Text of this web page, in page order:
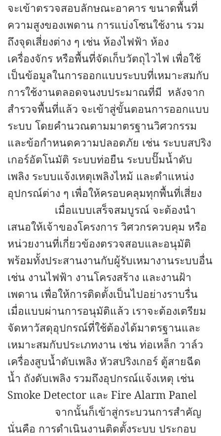
จะเข้าตรวจสอบลักษณะอาคาร ขนาดพื้นที่
ความสูงของเพดาน การแบ่งโซนใช้งาน รวม
ถึงจุดเสี่ยงต่าง ๆ เช่น ห้องไฟฟ้า ห้อง
เครื่องจักร หรือพื้นที่จัดเก็บวัตถุไวไฟ เพื่อใช้
เป็นข้อมูลในการออกแบบระบบที่เหมาะสมกับ
การใช้งานตลอดจนงบประมาณที่มี หลังจาก
สำรวจพื้นที่แล้ว จะเข้าสู่ขั้นตอนการออกแบบ
ระบบ โดยคำนวณตามมาตรฐานวิศวกรรม
และข้อกำหนดความปลอดภัย เช่น ระบบสปริง
เกอร์อัตโนมัติ ระบบท่อยืน ระบบปั๊มน้ำดับ
เพลิง ระบบแจ้งเหตุเพลิงไหม้ และตำแหน่ง
อุปกรณ์ต่าง ๆ เพื่อให้ครอบคลุมทุกพื้นที่เสี่ยง
เมื่อแบบเสร็จสมบูรณ์ จะต้องนำ
เสนอให้เจ้าของโครงการ วิศวกรควบคุม หรือ
หน่วยงานที่เกี่ยวข้องตรวจสอบและอนุมัติ
พร้อมทั้งประสานงานกับผู้รับเหมางานระบบอื่น
เช่น งานไฟฟ้า งานโครงสร้าง และงานฝ้า
เพดาน เพื่อให้การติดตั้งเป็นไปอย่างราบรื่น
เมื่อแบบผ่านการอนุมัติแล้ว เราจะต้องเตรียม
จัดหาวัสดุอุปกรณ์ที่ใช้ต้องได้มาตรฐานและ
เหมาะสมกับประเภทงาน เช่น ท่อเหล็ก วาล์ว
เครื่องสูบน้ำดับเพลิง หัวสปริงเกอร์ ตู้สายฉีด
น้ำ ถังดับเพลิง รวมถึงอุปกรณ์แจ้งเหตุ เช่น
Smoke Detector และ Fire Alarm Panel
จากนั้นก็เข้าสู่กระบวนการสำคัญ
นั่นคือ การดำเนินงานติดตั้งระบบ ประกอบ